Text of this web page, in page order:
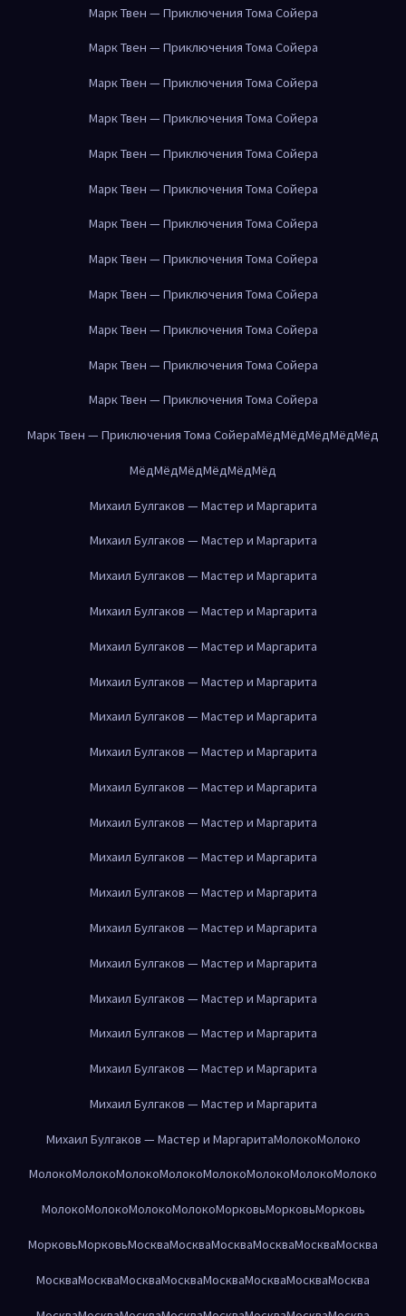
Марк Твен — Приключения Тома Сойера
Марк Твен — Приключения Тома Сойера
Марк Твен — Приключения Тома Сойера
Марк Твен — Приключения Тома Сойера
Марк Твен — Приключения Тома Сойера
Марк Твен — Приключения Тома Сойера
Марк Твен — Приключения Тома Сойера
Марк Твен — Приключения Тома Сойера
Марк Твен — Приключения Тома Сойера
Марк Твен — Приключения Тома Сойера
Марк Твен — Приключения Тома Сойера
Марк Твен — Приключения Тома Сойера
Марк Твен — Приключения Тома СойераМёдМёдМёдМёдМёд
МёдМёдМёдМёдМёдМёд
Михаил Булгаков — Мастер и Маргарита
Михаил Булгаков — Мастер и Маргарита
Михаил Булгаков — Мастер и Маргарита
Михаил Булгаков — Мастер и Маргарита
Михаил Булгаков — Мастер и Маргарита
Михаил Булгаков — Мастер и Маргарита
Михаил Булгаков — Мастер и Маргарита
Михаил Булгаков — Мастер и Маргарита
Михаил Булгаков — Мастер и Маргарита
Михаил Булгаков — Мастер и Маргарита
Михаил Булгаков — Мастер и Маргарита
Михаил Булгаков — Мастер и Маргарита
Михаил Булгаков — Мастер и Маргарита
Михаил Булгаков — Мастер и Маргарита
Михаил Булгаков — Мастер и Маргарита
Михаил Булгаков — Мастер и Маргарита
Михаил Булгаков — Мастер и Маргарита
Михаил Булгаков — Мастер и Маргарита
Михаил Булгаков — Мастер и МаргаритаМолокоМолоко
МолокоМолокоМолокоМолокоМолокоМолокоМолокоМолоко
МолокоМолокоМолокоМолокоМорковьМорковьМорковь
МорковьМорковьМоскваМоскваМоскваМоскваМоскваМосква
МоскваМоскваМоскваМоскваМоскваМоскваМоскваМосква